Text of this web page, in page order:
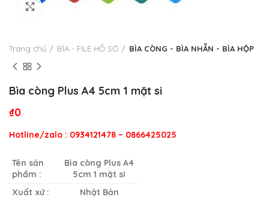
Click to enlarge
Trang chủ BÌA - FILE HỒ SƠ BÌA CÒNG - BÌA NHẪN - BÌA HỘP
Bìa còng Plus A4 5cm 1 mặt si
₫0
Hotline/zalo : 0934121478 – 0866425025
Tên sản
phẩm :
Bìa còng Plus A4
5cm 1 mặt si
Xuất xứ :
Nhật Bản